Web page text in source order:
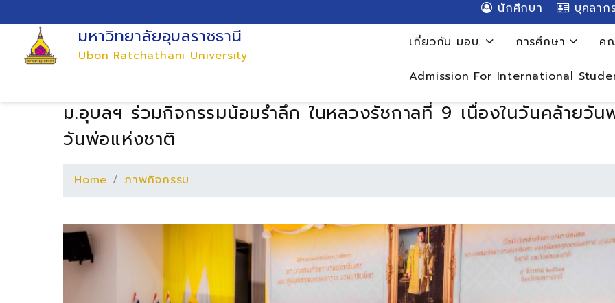
นักศึกษา บุคลาก
มหาวิทยาลัยอุบลราชธานี
Ubon Ratchathani University
เกี่ยวกับ มอบ. การศึกษา ค
Admission For International
ม.อุบลฯ ร่วมกิจกรรมน้อมรำลึก ในหลวงรัชกาลที่ 9 เนื่องในวันคล้ายวั
วันพ่อแห่งชาติ
Home ภาพกิจกรรม